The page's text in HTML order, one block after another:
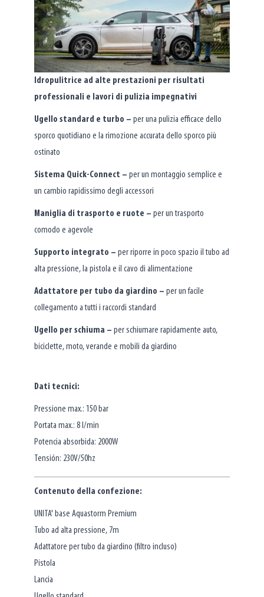
Idropulitrice ad alte prestazioni per risultati
professionali e lavori di pulizia impegnativi
Ugello standard e turbo – per una pulizia efficace dello
sporco quotidiano e la rimozione accurata dello sporco più
ostinato
Sistema Quick-Connect – per un montaggio semplice e
un cambio rapidissimo degli accessori
Maniglia di trasporto e ruote – per un trasporto
comodo e agevole
Supporto integrato – per riporre in poco spazio il tubo ad
alta pressione, la pistola e il cavo di alimentazione
Adattatore per tubo da giardino – per un facile
collegamento a tutti i raccordi standard
Ugello per schiuma – per schiumare rapidamente auto,
biciclette, moto, verande e mobili da giardino
Dati tecnici:
Pressione max.: 150 bar
Portata max.: 8 l/min
Potencia absorbida: 2000W
Tensión: 230V/50hz
Contenuto della confezione:
UNITA' base Aquastorm Premium
Tubo ad alta pressione, 7m
Adattatore per tubo da giardino (filtro incluso)
Pistola
Lancia